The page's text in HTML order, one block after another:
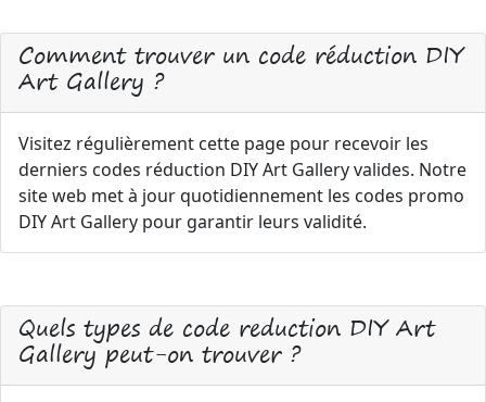
Comment trouver un code réduction DIY
Art Gallery ?
Visitez régulièrement cette page pour recevoir les
derniers codes réduction DIY Art Gallery valides. Notre
site web met à jour quotidiennement les codes promo
DIY Art Gallery pour garantir leurs validité.
Quels types de code reduction DIY Art
Gallery peut-on trouver ?